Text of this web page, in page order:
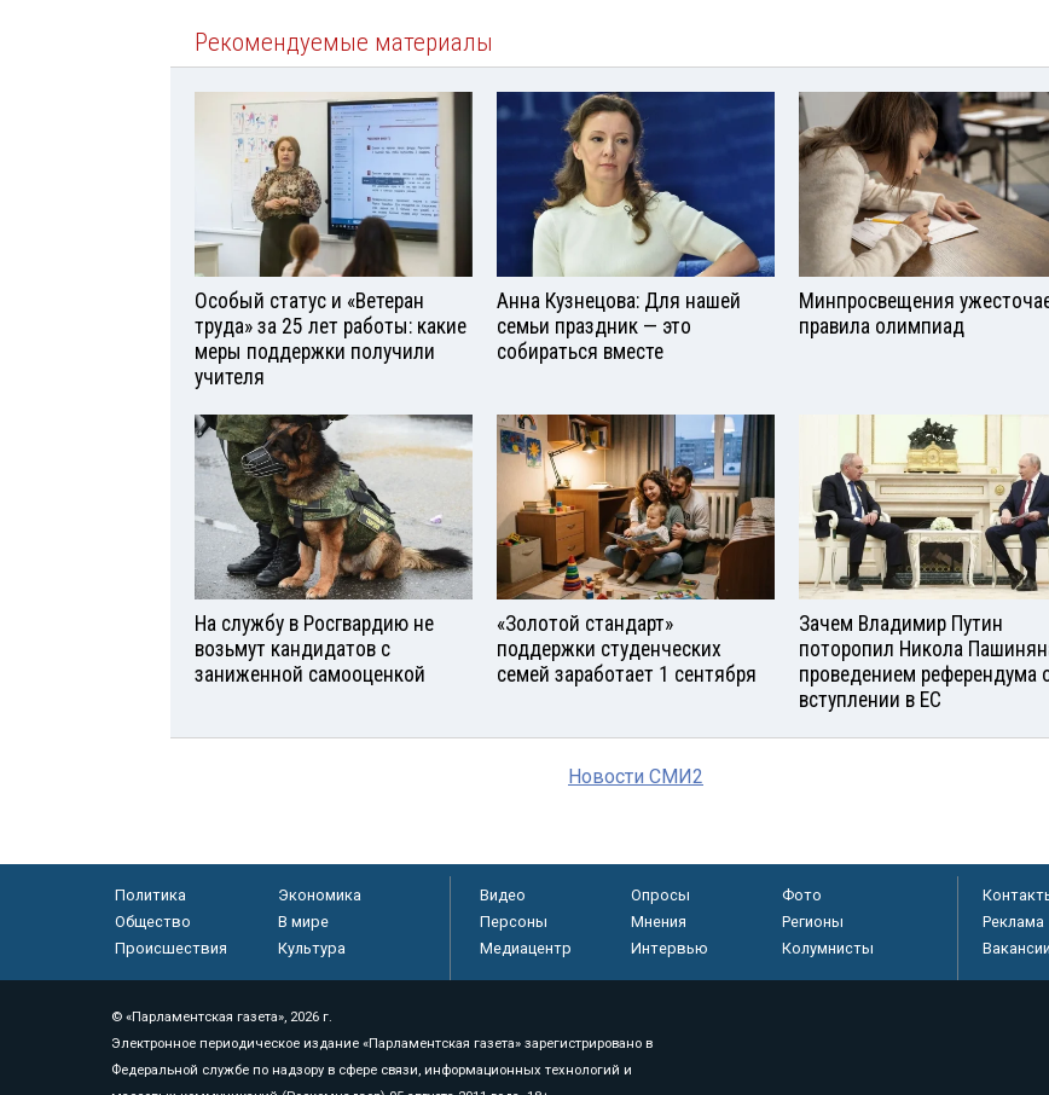
Рекомендуемые материалы
Особый статус и «Ветеран
труда» за 25 лет работы: какие
меры поддержки получили
учителя
Анна Кузнецова: Для нашей
семьи праздник — это
собираться вместе
Минпросвещения
правила олимпиад
На службу в Росгвардию не
возьмут кандидатов с
заниженной самооценкой
«Золотой стандарт»
поддержки студенческих
семей заработает 1 сентября
Зачем Владимир Путин
поторопил Никола
проведением референдума
вступлении в ЕС
Новости СМИ2
Политика
Экономика
Общество
В мире
Происшествия
Культура
Видео Опросы
Фото
Персоны
Мнения
Регионы
Медиацентр
Интервью Колумнисты
Реклама
Вакансии
© «Парламентская газета», 2026 г.
Электронное периодическое издание «Парламентская газета» зарегистрировано в
Федеральной службе по надзору в сфере связи, информационных технологий и